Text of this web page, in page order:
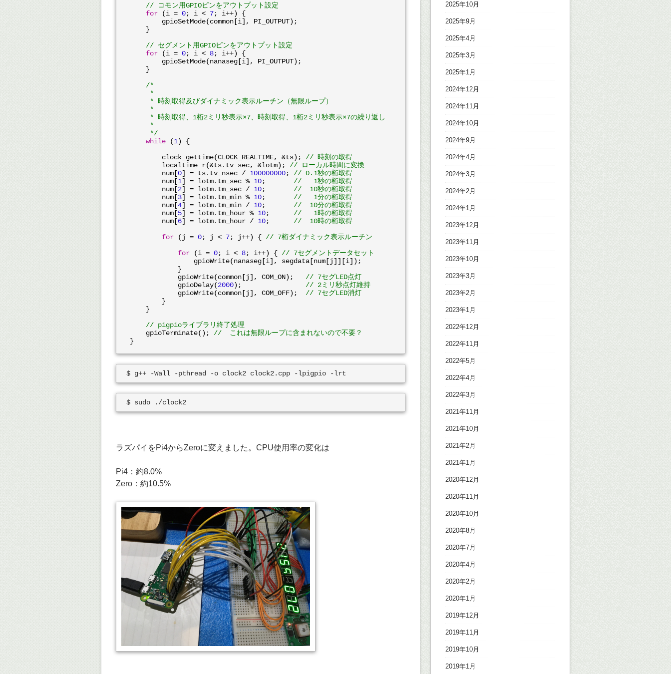
// コモン用GPIOピンをアウトプット設定
for (i = 0; i < 7; i++) {
    }
// セグメント用GPIOピンをアウトプット設定
for (i = 0; i < 8; i++) {
    }
/*
     *
     * 時刻取得及びダイナミック表示ルーチン（無限ループ）
     *
     * 時刻取得、1桁2ミリ秒表示×7、時刻取得、1桁2ミリ秒表示×7の繰り返し
     *
     */
while (1) {
	clock_gettime(CLOCK_REALTIME, &ts);
// 時刻の取得
	localtime_r(&ts.tv_sec, &lotm);
// ローカル時間に変換
	num[
0] = ts.tv_nsec / 100000000; // 0.1秒の桁取得
	num[
1] = lotm.tm_sec % 10; //   1秒の桁取得
	num[
2] = lotm.tm_sec / 10; //  10秒の桁取得
	num[
3] = lotm.tm_min % 10; //   1分の桁取得
	num[
4] = lotm.tm_min / 10; //  10分の桁取得
	num[
5] = lotm.tm_hour % 10; //   1時の桁取得
	num[
6] = lotm.tm_hour / 10; //  10時の桁取得
for (j = 0; j < 7; j++) { // 7桁ダイナミック表示ルーチン
for (i = 0; i < 8; i++) { // 7セグメントデータセット
	    gpioWrite(common[j], COM_ON);
// 7セグLED点灯
	    gpioDelay(
2000); // 2ミリ秒点灯維持
	    gpioWrite(common[j], COM_OFF);
// 7セグLED消灯
    }
// pigpioライブラリ終了処理
    gpioTerminate();
//  これは無限ループに含まれないので不要？
ラズパイをPi4からZeroに変えました。CPU使用率の変化は
Pi4：約8.0%
Zero：約10.5%
2025年10月
2025年9月
2025年4月
2025年3月
2025年1月
2024年12月
2024年11月
2024年10月
2024年9月
2024年4月
2024年3月
2024年2月
2024年1月
2023年12月
2023年11月
2023年10月
2023年3月
2023年2月
2023年1月
2022年12月
2022年11月
2022年5月
2022年4月
2022年3月
2021年11月
2021年10月
2021年2月
2021年1月
2020年12月
2020年11月
2020年10月
2020年8月
2020年7月
2020年4月
2020年2月
2020年1月
2019年12月
2019年11月
2019年10月
2019年1月